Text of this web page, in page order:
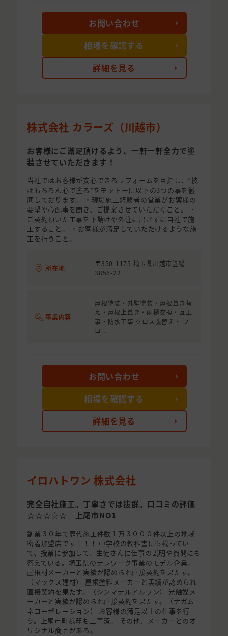
詳細を見る
お問い合わせ
相場を確認する
株式会社 カラーズ（川越市）
お客様にご滿足頂けるよう、一軒一軒全力で塗
装させていただきます！
当社ではお客様が安心できるリフォームを目指し、”技
はもちろん心で塗る”をモットーに以下の3つの事を徹
底しております。 ・現場施工経験者の営業がお客様の
要望や心配事を聞き、ご提案させていただくこと。 ・
ご契約頂いた工事を下請けや外注に出さずに自社で施
工すること。 ・お客様が満足していただけるような施
工を行うこと。
所在地
〒350-1175 埼玉県川越市笠幡
3856-22
事業内容
屋根塗装・外壁塗装・屋根葺き替
え・屋根上葺き・雨樋交換・瓦工
事・防水工事 クロス張替え・ フ
ロ...
詳細を見る
お問い合わせ
相場を確認する
イロハトワン 株式会社
完全自社施工。丁寧さでは抜群。口コミの評価
☆☆☆☆☆ 上尾市NO1
創業３０年で歴代施工件数１万３０００件以上の地域
密着加盟店です！！！ 中学校の教科書にも載ってい
て、授業に参加して、生徒さんに仕事の説明や質問にも
答えている。埼玉県のテレワーク事業のモデル企業。
屋根材メーカーと実績が認められ直接契約を果たす。
（マックス建材） 屋根塗料メーカーと実績が認められ
直接契約を果たす。（シンマテルアルワン） 光触媒メ
ーカーと実績が認められ直接契約を果たす。（ナガム
ネコーポレーション） お客様の満足以上の仕事を行
う。上尾市町様邸も工事済。 その他、メーカーとのオ
リジナル商品がある。